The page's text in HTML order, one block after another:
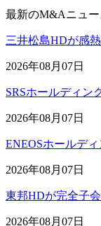
最新のM&Aニュー
三井松島HDが感
2026年08月07日
SRSホールディン
2026年08月07日
ENEOSホールデ
2026年08月07日
東邦HDが完全子
2026年08月07日